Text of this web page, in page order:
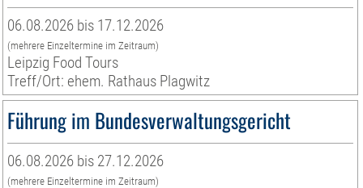
06.08.2026 bis 17.12.2026
(mehrere Einzeltermine im Zeitraum)
Leipzig Food Tours
Treff/Ort: ehem. Rathaus Plagwitz
Führung im Bundesverwaltungsgericht
06.08.2026 bis 27.12.2026
(mehrere Einzeltermine im Zeitraum)